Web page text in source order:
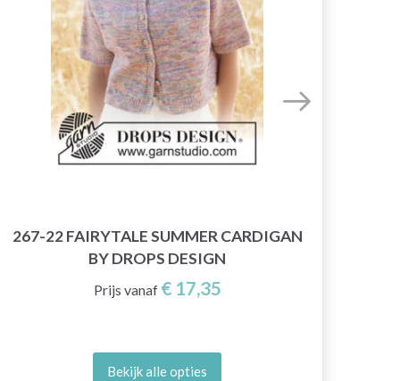
267-22 FAIRYTALE SUMMER CARDIGAN
BY DROPS DESIGN
Prijs vanaf € 17,35
Bekijk alle opties